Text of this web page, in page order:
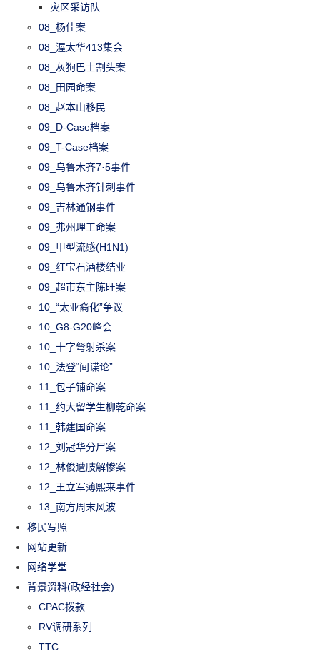
灾区采访队
08_杨佳案
08_渥太华413集会
08_灰狗巴士割头案
08_田园命案
08_赵本山移民
09_D-Case档案
09_T-Case档案
09_乌鲁木齐7·5事件
09_乌鲁木齐针刺事件
09_吉林通钢事件
09_弗州理工命案
09_甲型流感(H1N1)
09_红宝石酒楼结业
09_超市东主陈旺案
10_“太亚裔化”争议
10_G8-G20峰会
10_十字弩射杀案
10_法登“间谍论”
11_包子铺命案
11_约大留学生柳乾命案
11_韩建国命案
12_刘冠华分尸案
12_林俊遭肢解惨案
12_王立军薄熙来事件
13_南方周末风波
移民写照
网站更新
网络学堂
背景资料(政经社会)
CPAC拨款
RV调研系列
TTC